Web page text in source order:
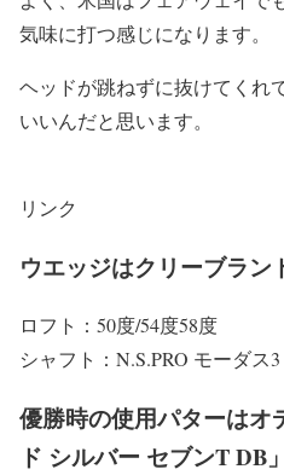
気味に打つ感じになります。
ヘッドが跳ねずに抜けてくれ
いいんだと思います。
リンク
ウエッジはクリーブラン
ロフト：50度/54度58度
シャフト：N.S.PRO モーダス
優勝時の使用パターは
ド シルバー セブンT DB」